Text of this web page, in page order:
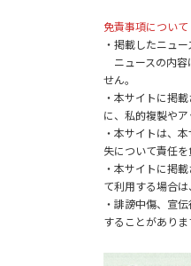
b
o
o
k
免責事項について
・掲載したニュ
ニュースの内容
せん。
・本サイトに掲
に、私的複製やア
・本サイトは、
失について責任を
・本サイトに掲
て利用する場合は
・誹謗中傷、宣
することがありま